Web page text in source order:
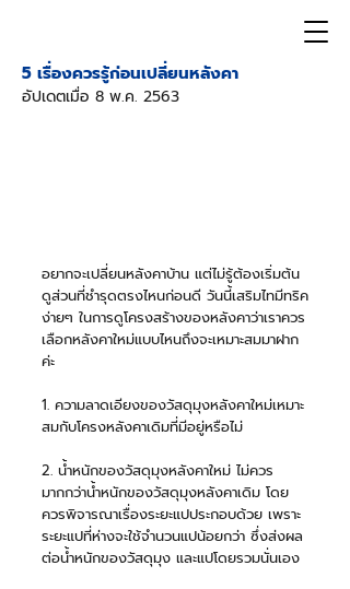
5 เรื่องควรรู้ก่อนเปลี่ยนหลังคา
อัปเดตเมื่อ 8 พ.ค. 2563
อยากจะเปลี่ยนหลังคาบ้าน แต่ไม่รู้ต้องเริ่มต้น
ดูส่วนที่ชำรุดตรงไหนก่อนดี วันนี้เสริมไทมีทริค
ง่ายๆ ในการดูโครงสร้างของหลังคาว่าเราควร
เลือกหลังคาใหม่แบบไหนถึงจะเหมาะสมมาฝาก
ค่ะ
1. ความลาดเอียงของวัสดุมุงหลังคาใหม่เหมาะ
สมกับโครงหลังคาเดิมที่มีอยู่หรือไม่
2. น้ำหนักของวัสดุมุงหลังคาใหม่ ไม่ควร
มากกว่าน้ำหนักของวัสดุมุงหลังคาเดิม โดย
ควรพิจารณาเรื่องระยะแปประกอบด้วย เพราะ
ระยะแปที่ห่างจะใช้จำนวนแปน้อยกว่า ซึ่งส่งผล
ต่อน้ำหนักของวัสดุมุง และแปโดยรวมนั่นเอง